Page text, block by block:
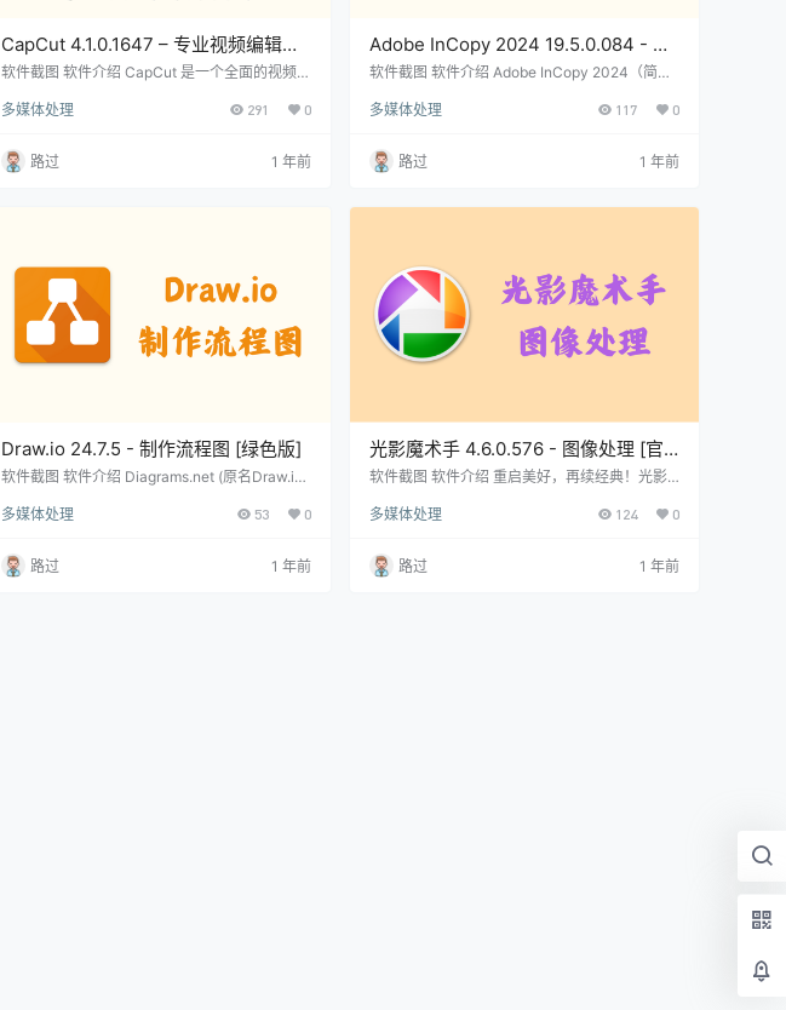
CapCut 4.1.0.1647 – 专业视频编辑软
件国际版 [绿色版]
软件截图 软件介绍 CapCut 是一个全面的视频编
的电影，您可以添加效果、文本，使用它的各种
画和剪辑过渡是 CapCut 的附加功能，此外，该
程序提供免费的应用内字体，效果，以及关键帧
多媒体处理 291 0
路过 1 年前
Adobe InCopy 2024 19.5.0.084 - 专
业文字处理软件 [破解版]
软件截图 软件介绍 Adobe InCopy 2024（简称I
nDesign 软件无缝协作，优化设计和编辑流程。
导出为 InCopy 格式，供文字编辑进行内容修
改。编辑人员可以自由地修改文本，而无需担心
计师，文字内容会自动更新，而版面设计保持不
多媒体处理 117 0
路过 1 年前
Draw.io 24.7.5 - 制作流程图 [绿色版]
软件截图 软件介绍 Diagrams.net (原名Draw.io)
且完全开源。它可以用来创建各种类型的图表和
道图、实体关系图、文氏图等，广泛应用于商
业、工程、电气、网络设计、软件开发等多个领
多媒体处理 53 0
路过 1 年前
光影魔术手 4.6.0.576 - 图像处理 [官
方版+绿色版]
软件截图 软件介绍 重启美好，再续经典！光影
手2024是一款专注于图像处理的软件，旨在为
显著特点在于其用户友好的界面与多样化的编辑
功能，使得用户能够轻松地对照片进行多种调整
多媒体处理 124 0
路过 1 年前